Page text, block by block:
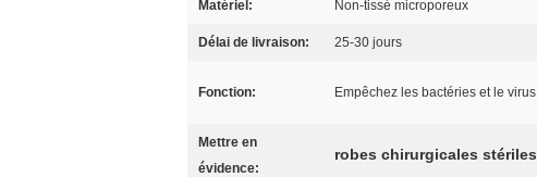
Matériel: Non-tissé microporeux
Délai de livraison: 25-30 jours
Fonction: Empêchez les bactéries et le virus
Mettre en
évidence:
robes chirurgicales stériles